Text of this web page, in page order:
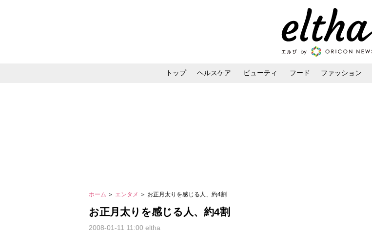
トップ ヘルスケア ビューティ フード ファッション
ホーム ＞ エンタメ ＞ お正月太りを感じる人、約4割
お正月太りを感じる人、約4割
2008-01-11 11:00 eltha